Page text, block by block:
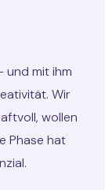
und mit ihm
Wir
wollen
Phase hat